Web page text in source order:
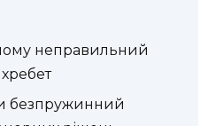
неправильний
безпружинний